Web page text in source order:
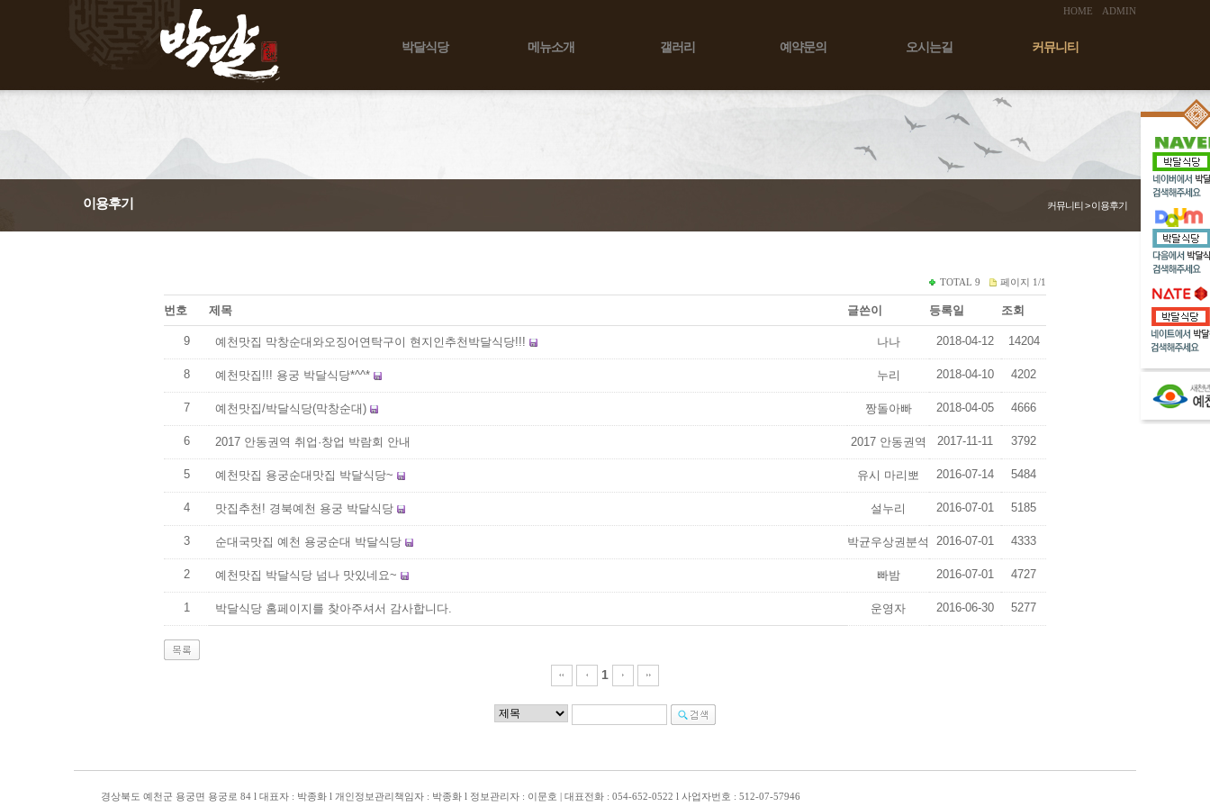
HOME ADMIN
박달식당 메뉴소개 갤러리 예약문의 오시는길 커뮤니티
이용후기 커뮤니티 > 이용후기
TOTAL 9 페이지 1/1
번호 제목 글쓴이 등록일 조회
9 예천맛집 막창순대와오징어연탁구이 현지인추천박달식당!!! 나나 2018-04-12 14204
8 예천맛집!!! 용궁 박달식당*^^* 누리 2018-04-10 4202
7 예천맛집/박달식당(막창순대) 짱돌아빠 2018-04-05 4666
6 2017 안동권역 취업·창업 박람회 안내 2017 안동권역 2017-11-11 3792
5 예천맛집 용궁순대맛집 박달식당~ 유시 마리뽀 2016-07-14 5484
4 맛집추천! 경북예천 용궁 박달식당 설누리 2016-07-01 5185
3 순대국맛집 예천 용궁순대 박달식당 박균우상권분석 2016-07-01 4333
2 예천맛집 박달식당 넘나 맛있네요~ 빠밤 2016-07-01 4727
1 박달식당 홈페이지를 찾아주셔서 감사합니다. 운영자 2016-06-30 5277
1
경상북도 예천군 용궁면 용궁로 84 l 대표자 : 박종화 l 개인정보관리책임자 : 박종화 l 정보관리자 : 이문호 | 대표전화 : 054-652-0522 l 사업자번호 : 512-07-57946